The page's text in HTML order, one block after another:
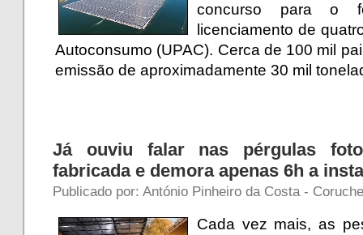
concurso para o
licenciamento de
Autoconsumo (UPAC). Cerca de 100 mil
emissão de aproximadamente 30 mil
Já ouviu falar nas pérgulas
fabricada e demora apenas 6h a
Publicado por: António Pinheiro da Costa -
Cada vez mais, as